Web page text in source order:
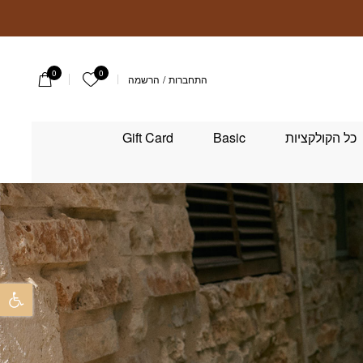
התחברות / הרשמה 0 הרשימה שלי
0
כל הקולקציות Basic
Gift Card